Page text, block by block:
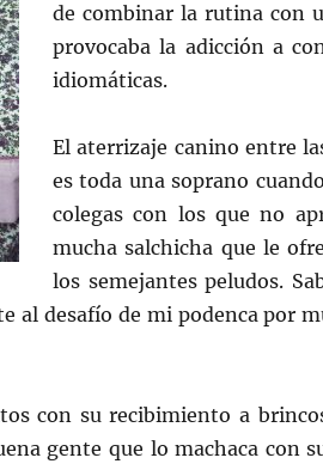
de combinar la rutina con
provocaba la adicción a
idiomáticas.
El aterrizaje canino entre
es toda una soprano
colegas con los que no
mucha salchicha que le
los semejantes peludos.
al desafío de mi podenca por
con su recibimiento a
gente que lo machaca con